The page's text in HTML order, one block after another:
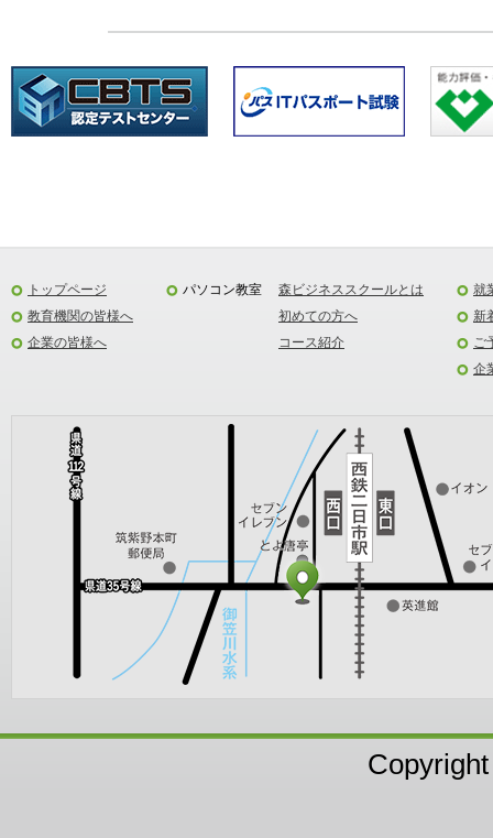
トップページ
教育機関の皆様へ
企業の皆様へ
パソコン教室
森ビジネススクールとは
初めての方へ
コース紹介
就
新
ご
企